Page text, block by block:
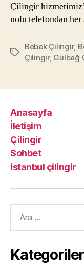
Çilingir
nolu telefondan
Etiketler
Bebek Çilingir,
Çilingir, Gülbağ
Anasayfa
İletişim
Çilingir
Sohbet
istanbul çilingir
yap:
Kategoriler